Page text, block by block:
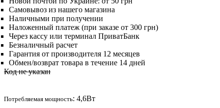
Самовывоз из нашего магазина
Наличными при получении
Наложенный платеж (при заказе от 300 грн)
Через кассу или терминал ПриватБанк
Безналичный расчет
Гарантия от производителя 12 месяцев
Обмен/возврат товара в течение 14 дней
Код не указан
Потребляемая мощность: 4,6Вт